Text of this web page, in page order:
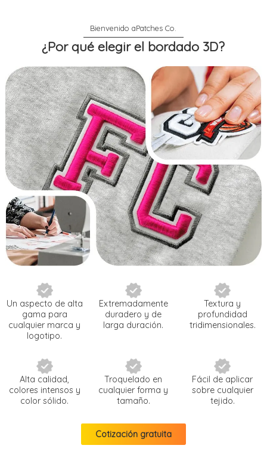
¿Por qué elegir el bordado 3D?
Un aspecto de alta
gama para
cualquier marca y
logotipo.
Extremadamente
duradero y de
larga duración.
Textura y
profundidad
tridimensionales.
Alta calidad,
colores intensos y
color sólido.
Troquelado en
cualquier forma y
tamaño.
Fácil de aplicar
sobre cualquier
tejido.
Cotización gratuita